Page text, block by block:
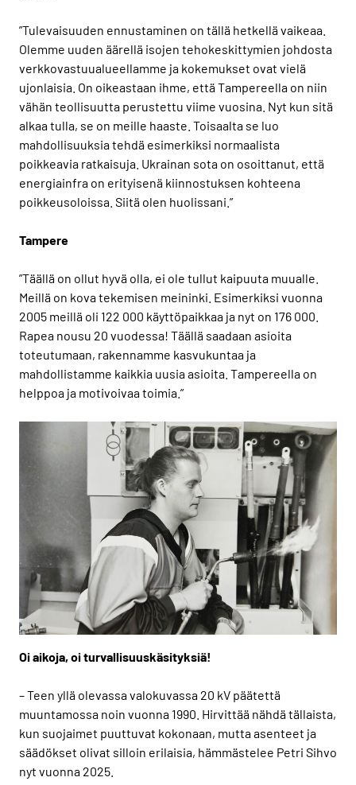
”Tulevaisuuden ennustaminen on tällä hetkellä vaikeaa.
Olemme uuden äärellä isojen tehokeskittymien johdosta
verkkovastuualueellamme ja kokemukset ovat vielä
ujonlaisia. On oikeastaan ihme, että Tampereella on niin
vähän teollisuutta perustettu viime vuosina. Nyt kun sitä
alkaa tulla, se on meille haaste. Toisaalta se luo
mahdollisuuksia tehdä esimerkiksi normaalista
poikkeavia ratkaisuja. Ukrainan sota on osoittanut, että
energiainfra on erityisenä kiinnostuksen kohteena
poikkeusoloissa. Siitä olen huolissani.”
Tampere
”Täällä on ollut hyvä olla, ei ole tullut kaipuuta muualle.
Meillä on kova tekemisen meininki. Esimerkiksi vuonna
2005 meillä oli 122 000 käyttöpaikkaa ja nyt on 176 000.
Rapea nousu 20 vuodessa! Täällä saadaan asioita
toteutumaan, rakennamme kasvukuntaa ja
mahdollistamme kaikkia uusia asioita. Tampereella on
helppoa ja motivoivaa toimia.”
Oi aikoja, oi turvallisuuskäsityksiä!
– Teen yllä olevassa valokuvassa 20 kV päätettä
muuntamossa noin vuonna 1990. Hirvittää nähdä tällaista,
kun suojaimet puuttuvat kokonaan, mutta asenteet ja
säädökset olivat silloin erilaisia, hämmästelee Petri Sihvo
nyt vuonna 2025.